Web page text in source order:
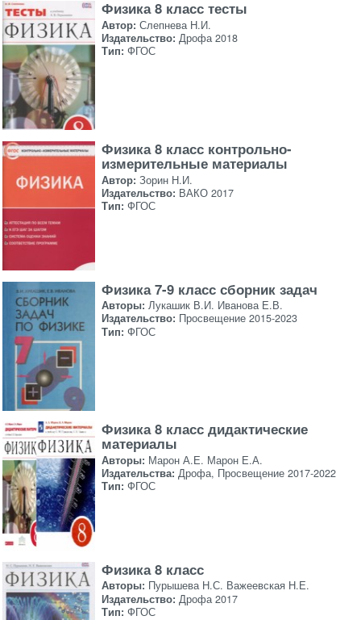
Физика 8 класс тесты
Автор: Слепнева Н.И.
Издательство: Дрофа 2018
Тип: ФГОС
Физика 8 класс контрольно-
измерительные материалы
Автор: Зорин Н.И.
Издательство: ВАКО 2017
Тип: ФГОС
Физика 7-9 класс сборник задач
Авторы: Лукашик В.И. Иванова Е.В.
Издательство: Просвещение 2015-2023
Тип: ФГОС
Физика 8 класс дидактические
материалы
Авторы: Марон А.Е. Марон Е.А.
Издательства: Дрофа, Просвещение 2017-2022
Тип: ФГОС
Физика 8 класс
Авторы: Пурышева Н.С. Важеевская Н.Е.
Издательство: Дрофа 2017
Тип: ФГОС